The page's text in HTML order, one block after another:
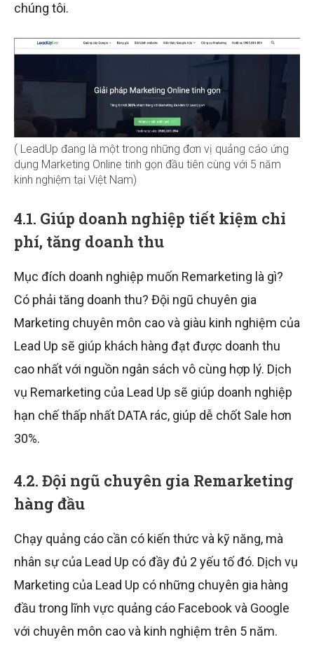
chúng tôi.
( LeadUp đang là một trong những đơn vị quảng cáo ứng
dụng Marketing Online tinh gọn đầu tiên cùng với 5 năm
kinh nghiệm tại Việt Nam)
4.1. Giúp doanh nghiệp tiết kiệm chi
phí, tăng doanh thu
Mục đích doanh nghiệp muốn Remarketing là gì?
Có phải tăng doanh thu? Đội ngũ chuyên gia
Marketing chuyên môn cao và giàu kinh nghiệm của
Lead Up sẽ giúp khách hàng đạt được doanh thu
cao nhất với nguồn ngân sách vô cùng hợp lý. Dịch
vụ Remarketing của Lead Up sẽ giúp doanh nghiệp
hạn chế thấp nhất DATA rác, giúp dễ chốt Sale hơn
30%.
4.2. Đội ngũ chuyên gia Remarketing
hàng đầu
Chạy quảng cáo cần có kiến thức và kỹ năng, mà
nhân sự của Lead Up có đầy đủ 2 yếu tố đó. Dịch vụ
Marketing của Lead Up có những chuyên gia hàng
đầu trong lĩnh vực quảng cáo Facebook và Google
với chuyên môn cao và kinh nghiệm trên 5 năm.